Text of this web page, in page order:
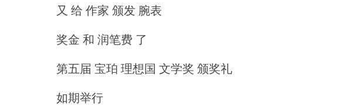
又 给 作家 颁发 腕表
奖金 和 润笔费 了
第五届 宝珀 理想国 文学奖 颁奖礼
如期举行